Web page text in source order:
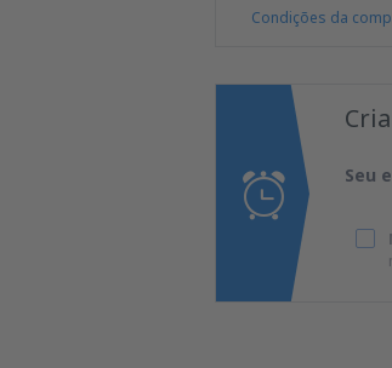
Condições da
Seu